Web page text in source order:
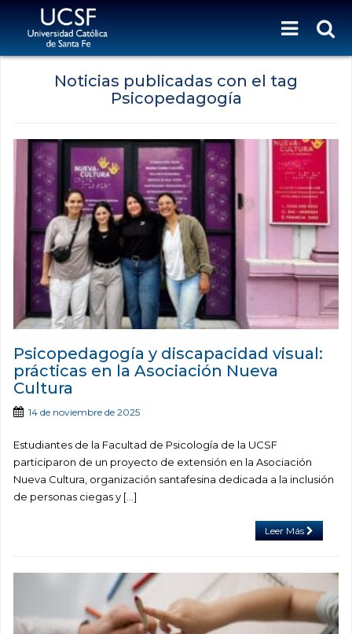
Noticias publicadas con el tag
Psicopedagogía
Psicopedagogía y discapacidad visual:
prácticas en la Asociación Nueva
Cultura
14 de noviembre de 2025
Estudiantes de la Facultad de Psicología de la UCSF
participaron de un proyecto de extensión en la Asociación
Nueva Cultura, organización santafesina dedicada a la inclusión
de personas ciegas y […]
Leer Más